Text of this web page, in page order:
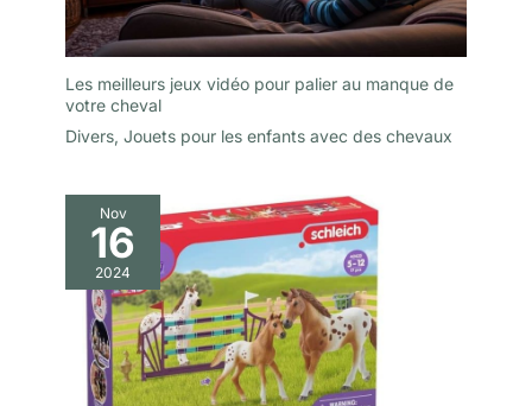
Les meilleurs jeux vidéo pour palier au manque de
votre cheval
Divers, Jouets pour les enfants avec des chevaux
Nov
16
2024